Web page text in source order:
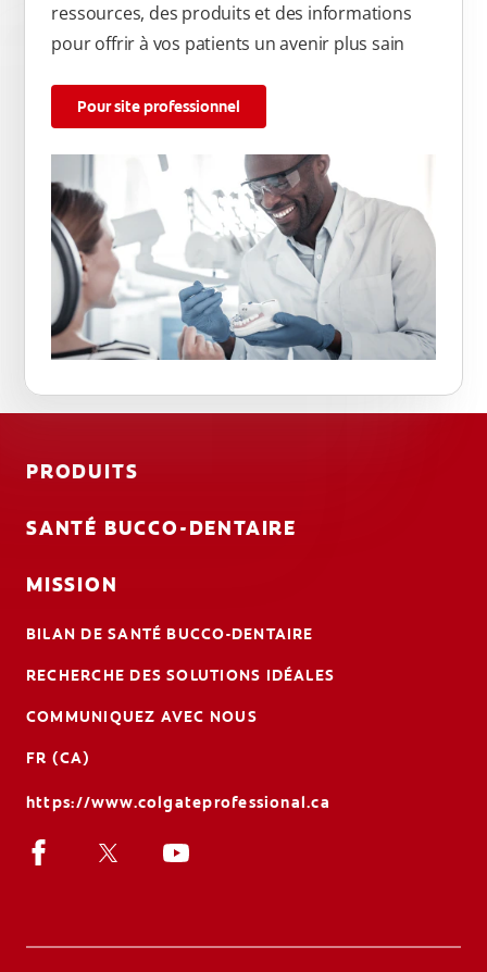
ressources, des produits et des informations
pour offrir à vos patients un avenir plus sain
Pour site professionnel
PRODUITS
SANTÉ BUCCO-DENTAIRE
MISSION
BILAN DE SANTÉ BUCCO-DENTAIRE
RECHERCHE DES SOLUTIONS IDÉALES
COMMUNIQUEZ AVEC NOUS
FR (CA)
https://www.colgateprofessional.ca